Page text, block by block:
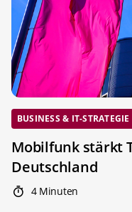
BUSINESS & IT-STRATEGIE
Mobilfunk stärkt
Deutschland
4 Minuten